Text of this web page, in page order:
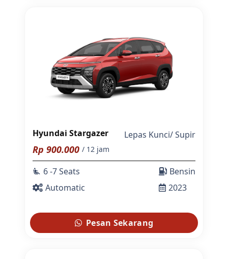
Hyundai Stargazer Lepas Kunci/Supir
Rp 900.000 / 12 jam
airline_seat_recline_extra 6 -7 Seats
Automatic
Bensin
2023
Pesan Sekarang